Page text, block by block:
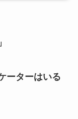
ーターはいる